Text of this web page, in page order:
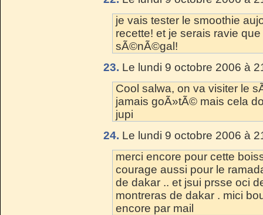
je vais tester le smoothie
recette! et je serais ravie
sÃ©nÃ©gal!
23. Le lundi 9 octobre 2006 à
Cool salwa, on va visiter le
jamais goÃ»tÃ© mais cela
jupi
24. Le lundi 9 octobre 2006 à
merci encore pour cette
courage aussi pour le
de dakar .. et jsui prsse oci
montreras de dakar . mici
encore par mail